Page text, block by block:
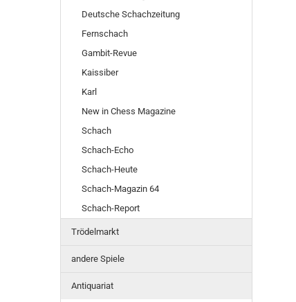
Deutsche Schachzeitung
Fernschach
Gambit-Revue
Kaissiber
Karl
New in Chess Magazine
Schach
Schach-Echo
Schach-Heute
Schach-Magazin 64
Schach-Report
Trödelmarkt
andere Spiele
Antiquariat